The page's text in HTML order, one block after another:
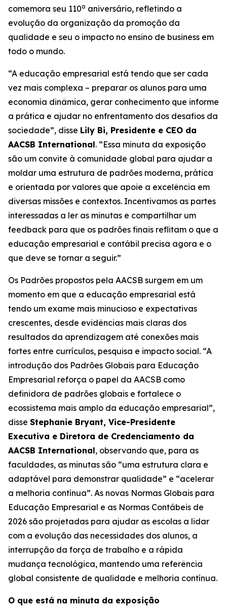
comemora seu 110o aniversário, refletindo a
evolução da organização da promoção da
qualidade e seu o impacto no ensino de business em
todo o mundo.
“A educação empresarial está tendo que ser cada
vez mais complexa – preparar os alunos para uma
economia dinâmica, gerar conhecimento que informe
a prática e ajudar no enfrentamento dos desafios da
sociedade”, disse Lily Bi, Presidente e CEO da
AACSB International. “Essa minuta da exposição
são um convite à comunidade global para ajudar a
moldar uma estrutura de padrões moderna, prática
e orientada por valores que apoie a excelência em
diversas missões e contextos. Incentivamos as partes
interessadas a ler as minutas e compartilhar um
feedback para que os padrões finais reflitam o que a
educação empresarial e contábil precisa agora e o
que deve se tornar a seguir.”
Os Padrões propostos pela AACSB surgem em um
momento em que a educação empresarial está
tendo um exame mais minucioso e expectativas
crescentes, desde evidências mais claras dos
resultados da aprendizagem até conexões mais
fortes entre currículos, pesquisa e impacto social. “A
introdução dos Padrões Globais para Educação
Empresarial reforça o papel da AACSB como
definidora de padrões globais e fortalece o
ecossistema mais amplo da educação empresarial”,
disse Stephanie Bryant, Vice-Presidente
Executiva e Diretora de Credenciamento da
AACSB International, observando que, para as
faculdades, as minutas são “uma estrutura clara e
adaptável para demonstrar qualidade” e “acelerar
a melhoria contínua”. As novas Normas Globais para
Educação Empresarial e as Normas Contábeis de
2026 são projetadas para ajudar as escolas a lidar
com a evolução das necessidades dos alunos, a
interrupção da força de trabalho e a rápida
mudança tecnológica, mantendo uma referência
global consistente de qualidade e melhoria contínua.
O que está na minuta da exposição